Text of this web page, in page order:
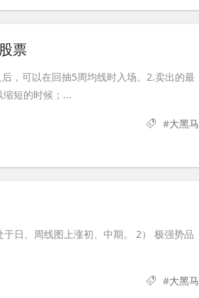
票
，可以在回抽5周均线时入场。2.卖出的最
短的时候；...
#大黑马
日、周线图上涨初、中期。 2） 极强势品
#大黑马